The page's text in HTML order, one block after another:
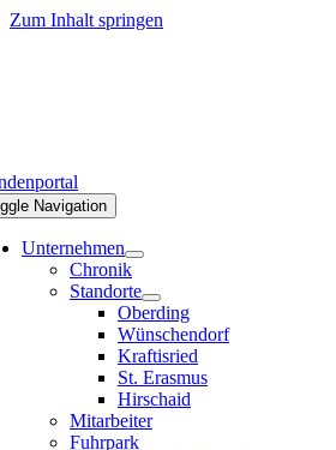
Zum Inhalt springen
Navigation
Unternehmen
Chronik
Standorte
Oberding
Wünschendorf
Kraftisried
St. Erasmus
Hirschaid
Mitarbeiter
Fuhrpark